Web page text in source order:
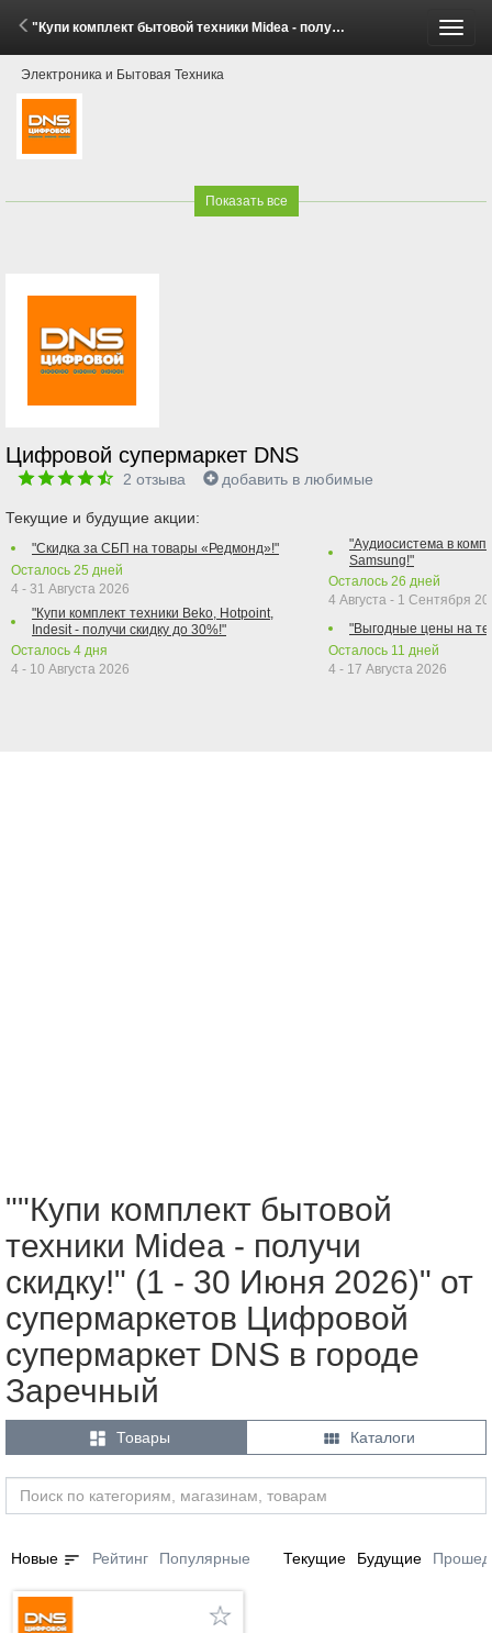
"Купи комплект бытовой техники Midea - получи скидку!" (1 - 30 Июня 2026)
Электроника и Бытовая Техника
Показать все
Цифровой супермаркет DNS
2 отзыва добавить в любимые
Текущие и будущие акции:
"Скидка за СБП на товары «Редмонд»!"
Осталось 25 дней
4 - 31 Августа 2026
"Купи комплект техники Beko, Hotpoint,
Indesit - получи скидку до 30%!"
Осталось 4 дня
4 - 10 Августа 2026
"Аудиосистема в
Samsung!"
Осталось 26 дней
4 Августа - 1 Сентября
"Выгодные цены на
Осталось 11 дней
4 - 17 Августа 2026
""Купи комплект бытовой
техники Midea - получи
скидку!" (1 - 30 Июня 2026)" от
супермаркетов Цифровой
супермаркет DNS в городе
Заречный
 Товары  Каталоги
Новые sort Рейтинг Популярные Текущие Будущие